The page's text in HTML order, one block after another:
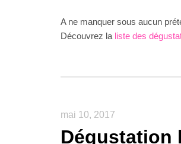
A ne manquer sous aucun
Découvrez la liste des
mai 10, 2017
Dégustation